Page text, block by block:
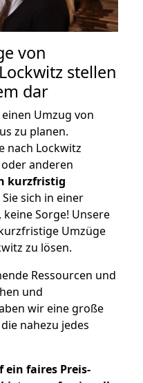
von
stellen
dar
Umzug von
zu planen.
nach Lockwitz
anderen
kurzfristig
Sie sich in einer
Sorge! Unsere
Umzüge
zu lösen.
Ressourcen und
und
wir eine große
nahezu jedes
ein faires Preis-